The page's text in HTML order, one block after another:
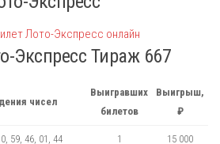
Экспресс Тираж 667
чисел
Выигравших
билетов
Выигрыш,
₽
59, 46, 01, 44 1 15 000